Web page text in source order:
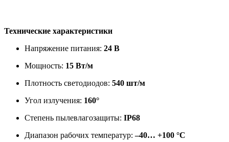
Технические характеристики
Напряжение питания: 24 В
Мощность: 15 Вт/м
Плотность светодиодов: 540 шт/м
Угол излучения: 160°
Степень пылевлагозащиты: IP68
Диапазон рабочих температур:–40… +100 °C